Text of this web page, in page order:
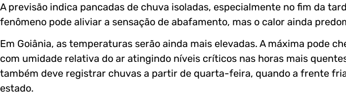
A previsão indica pancadas de chuva isoladas, especialmente no fim da
fenômeno pode aliviar a sensação de abafamento, mas o calor ainda
Em Goiânia, as temperaturas serão ainda mais elevadas. A máxima pode
com umidade relativa do ar atingindo níveis críticos nas horas mais
também deve registrar chuvas a partir de quarta-feira, quando a frente
estado.